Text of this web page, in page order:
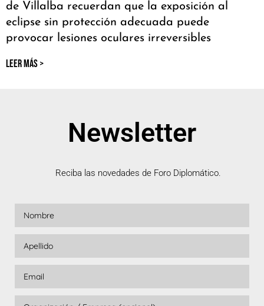
de Villalba recuerdan que la exposición al
eclipse sin protección adecuada puede
provocar lesiones oculares irreversibles
LEER MÁS >
Newsletter
Reciba las novedades de Foro Diplomático.